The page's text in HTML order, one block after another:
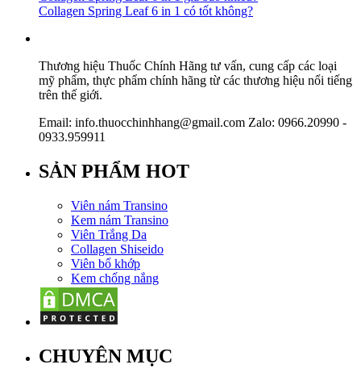
Collagen Spring Leaf 6 in 1 có tốt không?
Thương hiệu Thuốc Chính Hãng tư vấn, cung cấp các loại
mỹ phẩm, thực phẩm chính hãng từ các thương hiệu nổi tiếng
trên thế giới.
Email: info.thuocchinhhang@gmail.com Zalo: 0966.20990 -
0933.959911
SẢN PHẨM HOT
Viên nám Transino
Kem nám Transino
Viên Trắng Da
Collagen Shiseido
Viên bổ khớp
Kem chống nắng
CHUYÊN MỤC